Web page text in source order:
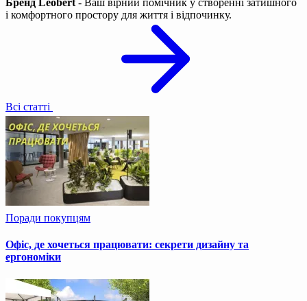
Бренд Leobert - Ваш вірний помічник у створенні затишного
і комфортного простору для життя і відпочинку.
Всі статті
Поради покупцям
Офіс, де хочеться працювати: секрети дизайну та
ергономіки